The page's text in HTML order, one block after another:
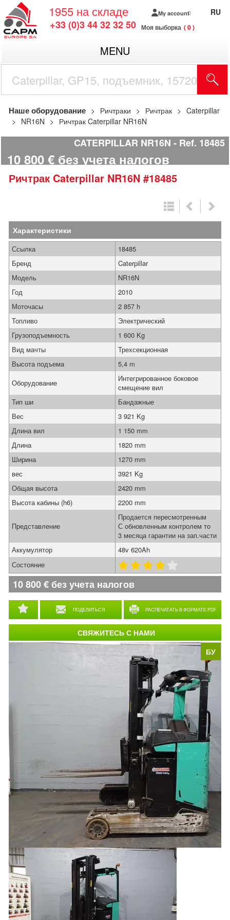
1955 на складе
+33 (0)3 44 32 32 50
My account
Моя выборка 0
RU
MENU
Наше оборудование Ричтраки Ричтрак
Caterpillar
NR16N
Ричтрак Caterpillar NR16N
CATERPILLAR NR16N Ref. 18485
10 800 € без учета налогов
Ричтрак Caterpillar NR16N #18485
БУ
Характеристики
ПОДЕЛИТЬСЯ РАСПЕЧАТАТЬ В ФОРМАТЕ PDF
Ссылка
18485
Бренд
Caterpillar
Модель
NR16N
Год
2010
Моточасы
2 857 h
Топливо
Электрический
Грузоподъемность
1 600 Kg
Вид мачты
Трехсекционная
Высота подъема
5,4 m
Оборудование
Интегрированное боковое
смещение вил
Тип ши
Бандажные
Вес
3 921 Kg
Длина вил
1 150 mm
Длина
1820 mm
Ширина
1270 mm
вес
3921 Kg
Общая высота
2420 mm
Высота кабины (h6)
2200 mm
Представление
Продается пересмотренным
С обновленным контролем то
3 месяца гарантии на зап.части
Аккумулятор
48v 620Ah
Состояние
10 800€ без учета налогов
СВЯЖИТЕСЬ С НАМИ